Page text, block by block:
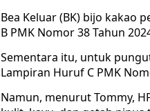
Bea Keluar (BK) bijo kakao
B PMK Nomor 38 Tahun
Sementara itu, untuk
Lampiran Huruf C PMK
Namun, menurut Tommy,